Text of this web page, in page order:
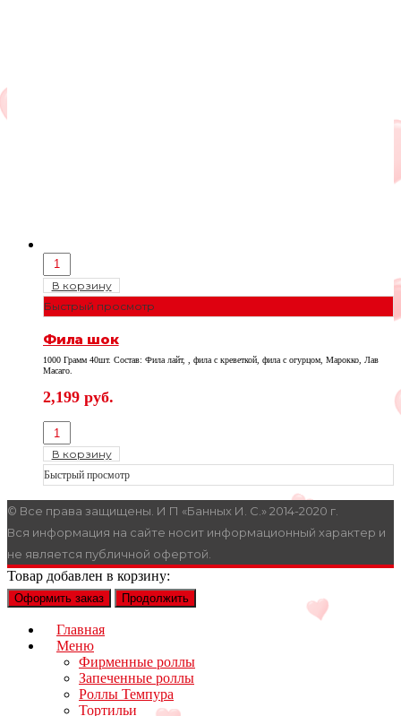
В корзину
Быстрый просмотр
Фила шок
1000 Грамм 40шт. Состав: Фила лайт, , фила с креветкой, фила с огурцом, Марокко, Лав
Масаго.
2,199 руб.
В корзину
Быстрый просмотр
© Все права защищены. И П «Банных И. С.» 2014-2020 г.
Вся информация на сайте носит информационный характер и
не является публичной офертой.
Товар добавлен в корзину:
Оформить заказ Продолжить
Главная
Меню
Фирменные роллы
Запеченные роллы
Роллы Темпура
Тортильи